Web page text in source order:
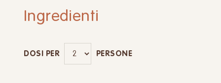
Ingredienti
DOSI PER PERSONE